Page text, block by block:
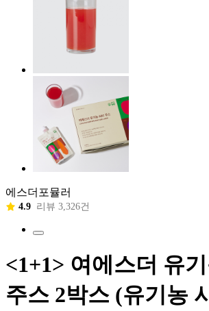
에스더포뮬러
4.9 리뷰 3,326건
<1+1> 여에스더 유
주스 2박스 (유기농